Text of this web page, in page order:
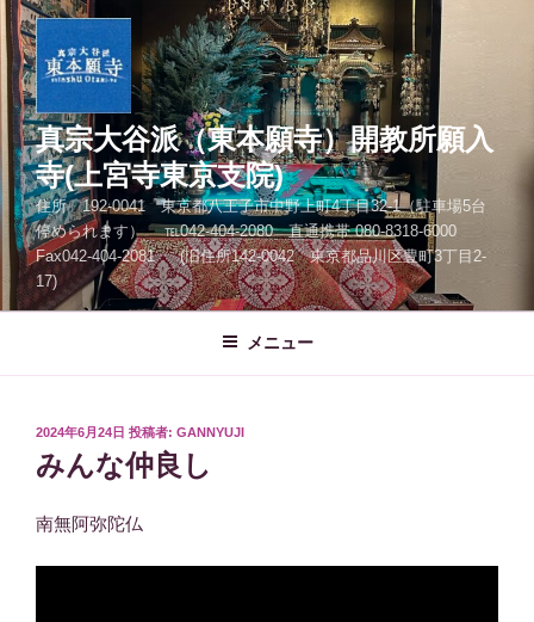
コ
ン
テ
ン
へ
ス
キ
ッ
プ
真宗大谷派（東本願寺）開教所願入
寺(上宮寺東京支院)
住所 192-0041 東京都八王子市中野上町4丁目32-1（駐車場5台
停められます） ℡042-404-2080 直通携帯 080-8318-6000
Fax042-404-2081 (旧住所142-0042 東京都品川区豊町3丁目2-
17)
メニュー
投
稿
日:
2024年6月24日 投稿者: GANNYUJI
みんな仲良し
南無阿弥陀仏